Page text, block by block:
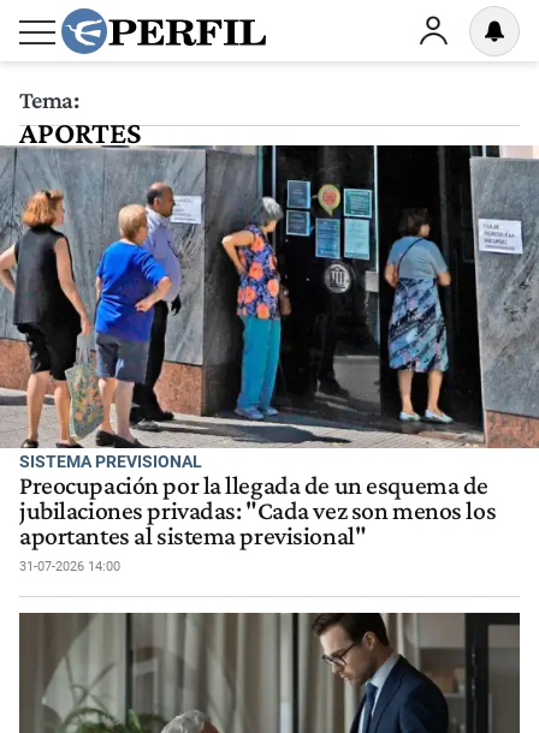
Tema:
APORTES
SISTEMA PREVISIONAL
Preocupación por la llegada de un esquema de
jubilaciones privadas: "Cada vez son menos los
aportantes al sistema previsional"
31-07-2026 14:00